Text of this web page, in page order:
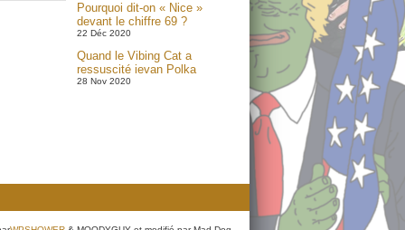
Pourquoi dit-on « Nice »
devant le chiffre 69 ?
22 Déc 2020
Quand le Vibing Cat a
ressuscité ievan Polka
28 Nov 2020